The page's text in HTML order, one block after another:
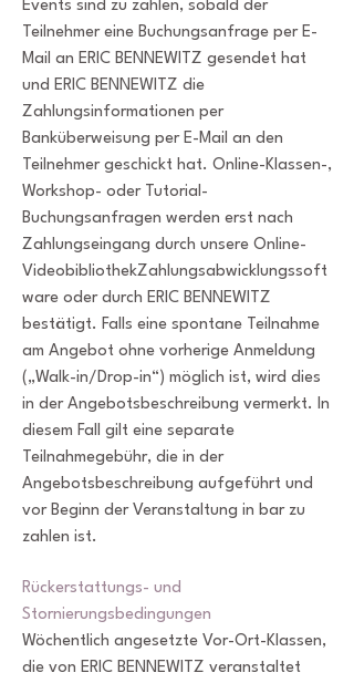
Events sind zu zahlen, sobald der
Teilnehmer eine Buchungsanfrage per E-
Mail an ERIC BENNEWITZ gesendet hat
und ERIC BENNEWITZ die
Zahlungsinformationen per
Banküberweisung per E-Mail an den
Teilnehmer geschickt hat. Online-Klassen-,
Workshop- oder Tutorial-
Buchungsanfragen werden erst nach
Zahlungseingang durch unsere Online-
VideobibliothekZahlungsabwicklungssoft
ware oder durch ERIC BENNEWITZ
bestätigt. Falls eine spontane Teilnahme
am Angebot ohne vorherige Anmeldung
(„Walk-in/Drop-in“) möglich ist, wird dies
in der Angebotsbeschreibung vermerkt. In
diesem Fall gilt eine separate
Teilnahmegebühr, die in der
Angebotsbeschreibung aufgeführt und
vor Beginn der Veranstaltung in bar zu
zahlen ist.
Rückerstattungs- und
Stornierungsbedingungen
Wöchentlich angesetzte Vor-Ort-Klassen,
die von ERIC BENNEWITZ veranstaltet